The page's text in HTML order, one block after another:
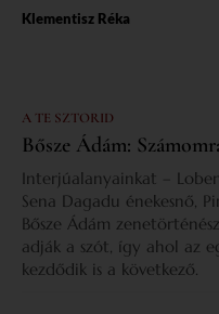
Klementisz Réka
A TE SZTORID
Bősze Ádám:
Interjúalanyainkat –
Sena Dagadu énekesnő,
Bősze Ádám
adják a szót, így ahol az
kezdődik is a következő.